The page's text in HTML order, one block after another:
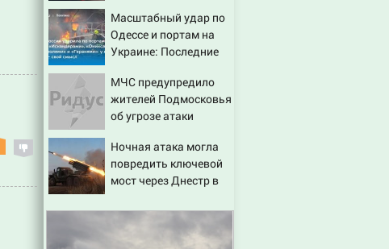
пять видов каши
каждое утро?
Масштабный удар по
Одессе и портам на
Украине: Последние
об ударах России 9
августа 2026 года
МЧС предупредило
жителей Подмосковья
об угрозе атаки
Ночная атака могла
повредить ключевой
мост через Днестр в